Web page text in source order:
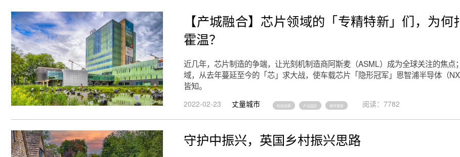
【产城融合】芯片领域的「专精特新」们，为何
霍温？
近几年，芯片制造的争端，让光刻机制造商阿斯麦（ASML）成为全球关注的焦点
域，从去年蔓延至今的「芯」求大战，使车载芯片「隐形冠军」恩智浦半导体（
皆知。
2022-02-23 丈量城市 科技创新 产业园区 城市更新 阅读：7782
守护中振兴，英国乡村振兴思路